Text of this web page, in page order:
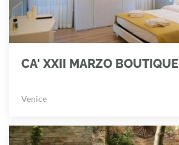
CA' XXII MARZO BOUTIQUE
Venice